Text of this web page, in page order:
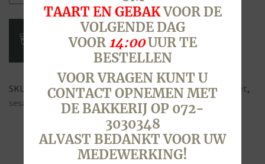
kadet,
Wit,
aantal
SKU: Categorie: Brood & BroodjesTags:broodje kadet,
sesam
zacht
TAART EN GEBAKVOOR DE
VOLGENDE DAG
VOOR 14:00UUR TE
BESTELLEN
VOOR VRAGEN KUNT U
CONTACT OPNEMEN MET
DE BAKKERIJ OP 072-
3030348
ALVAST BEDANKT VOOR UW
MEDEWERKING!